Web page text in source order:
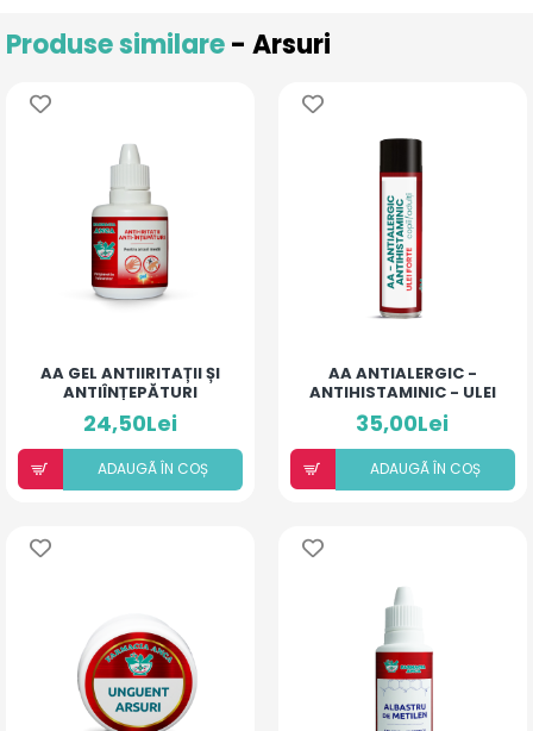
Produse similare- Arsuri
AA GEL ANTIIRITAȚII ȘI
ANTIÎNȚEPĂTURI
PENTRU ARSURI MEDII
24,50Lei
ADAUGÃ ÎN COȘ
AA ANTIALERGIC -
ANTIHISTAMINIC - ULEI
FORTE COPII ȘI ADULȚI
35,00Lei
ADAUGÃ ÎN COȘ